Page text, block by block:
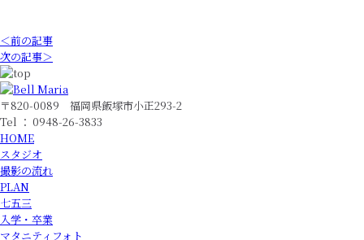
＜前の記事
次の記事＞
〒820-0089 福岡県飯塚市小正293-2
Tel ： 0948-26-3833
HOME
スタジオ
撮影の流れ
PLAN
七五三
入学・卒業
マタニティフォト